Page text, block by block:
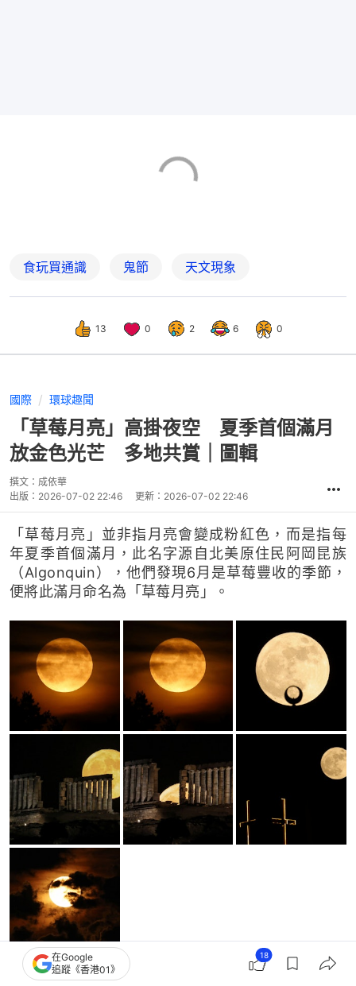
食玩買通識 鬼節 天文現象
13 0 2 6 0
國際 環球趣聞
「草莓月亮」高掛夜空 夏季首個滿月
放金色光芒 多地共賞｜圖輯
撰文： 成依華
出版： 2026-07-02 22:46 更新： 2026-07-02 22:46
「草莓月亮」並非指月亮會變成粉紅色，而是指每
年夏季首個滿月，此名字源自北美原住民阿岡昆族
（Algonquin），他們發現6月是草莓豐收的季節，
便將此滿月命名為「草莓月亮」。
在Google
追蹤《香港01》
18